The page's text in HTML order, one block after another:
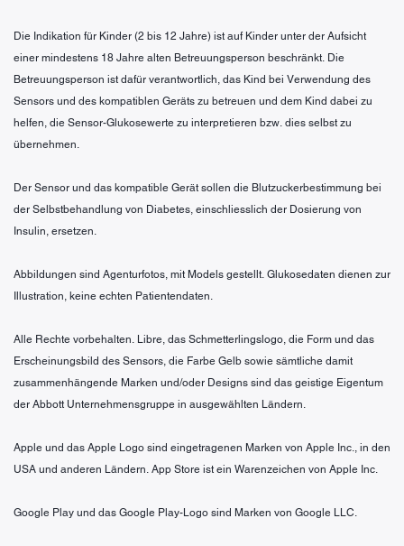
Die Indikation für Kinder (2 bis 12 Jahre) ist auf Kinder unter der Aufsicht
einer mindestens 18 Jahre alten Betreuungsperson beschränkt. Die
Betreuungsperson ist dafür verantwortlich, das Kind bei Verwendung des
Sensors und des kompatiblen Geräts zu betreuen und dem Kind dabei zu
helfen, die Sensor-Glukosewerte zu interpretieren bzw. dies selbst zu
übernehmen.
Der Sensor und das kompatible Gerät sollen die Blutzuckerbestimmung bei
der Selbstbehandlung von Diabetes, einschliesslich der Dosierung von
Insulin, ersetzen.
Abbildungen sind Agenturfotos, mit Models gestellt. Glukosedaten dienen zur
Illustration, keine echten Patientendaten.
Alle Rechte vorbehalten. Libre, das Schmetterlingslogo, die Form und das
Erscheinungsbild des Sensors, die Farbe Gelb sowie sämtliche damit
zusammenhängende Marken und/oder Designs sind das geistige Eigentum
der Abbott Unternehmensgruppe in ausgewählten Ländern.
Apple und das Apple Logo sind eingetragenen Marken von Apple Inc., in den
USA und anderen Ländern. App Store ist ein Warenzeichen von Apple Inc.
Google Play und das Google Play-Logo sind Marken von Google LLC.